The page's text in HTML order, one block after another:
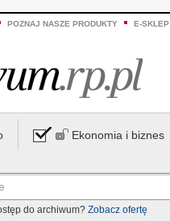
POZNAJ NASZE PRODUKTY E-SKLEP
Ekonomia i biznes
do archiwum? Zobacz ofertę